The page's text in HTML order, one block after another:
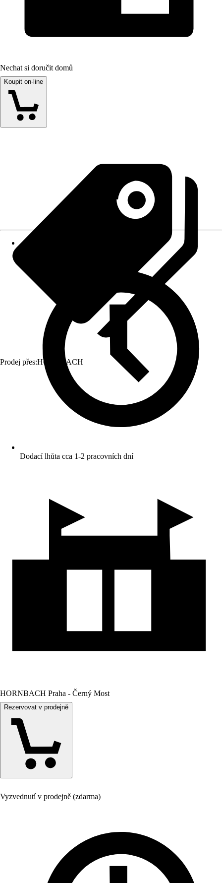
Nechat si doručit domů
Koupit on-line
Prodej přes:HORNBACH
Dodací lhůta cca 1-2 pracovních dní
HORNBACH Praha - Černý Most
Rezervovat v prodejně
Vyzvednutí v prodejně (zdarma)